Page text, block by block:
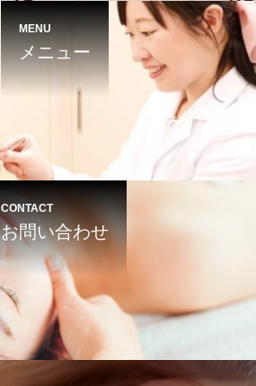
MENU
メニュー
CONTACT
お問い合わせ